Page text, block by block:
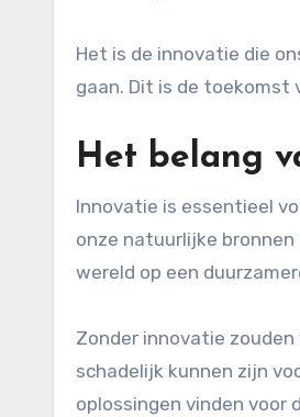
Het is de innovatie die
gaan. Dit is de toekomst
Het belang
Innovatie is essentieel
onze natuurlijke
wereld op een
Zonder innovatie
schadelijk kunnen zijn
oplossingen vinden voor